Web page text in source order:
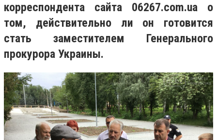
корреспондента сайта 06267.com.ua о
том, действительно ли он готовится
стать заместителем Генерального
прокурора Украины.